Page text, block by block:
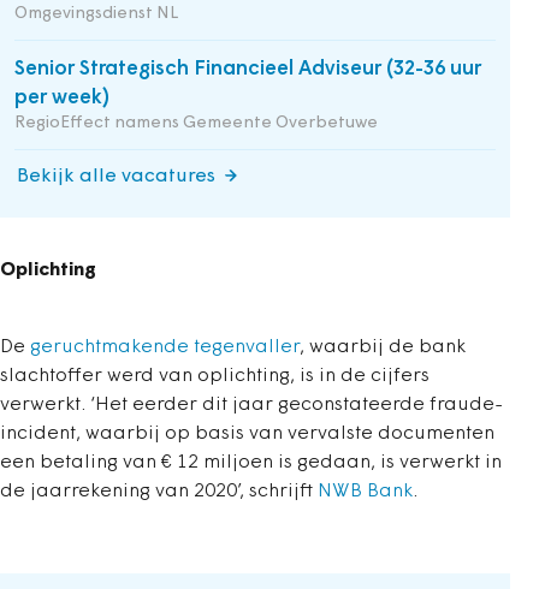
Omgevingsdienst NL
Senior Strategisch Financieel Adviseur (32-36 uur
per week)
RegioEffect namens Gemeente Overbetuwe
Bekijk alle vacatures
Oplichting
De geruchtmakende tegenvaller, waarbij de bank
slachtoffer werd van oplichting, is in de cijfers
verwerkt. ‘Het eerder dit jaar geconstateerde fraude-
incident, waarbij op basis van vervalste documenten
een betaling van € 12 miljoen is gedaan, is verwerkt in
de jaarrekening van 2020’, schrijft NWB Bank.